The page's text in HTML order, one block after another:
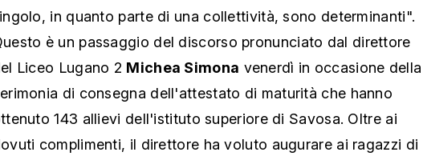
in quanto parte di una collettività, sono determinanti".
è un passaggio del discorso pronunciato dal direttore
Liceo Lugano 2 Michea Simona venerdì in occasione della
di consegna dell'attestato di maturità che hanno
143 allievi dell'istituto superiore di Savosa. Oltre ai
complimenti, il direttore ha voluto augurare ai ragazzi di